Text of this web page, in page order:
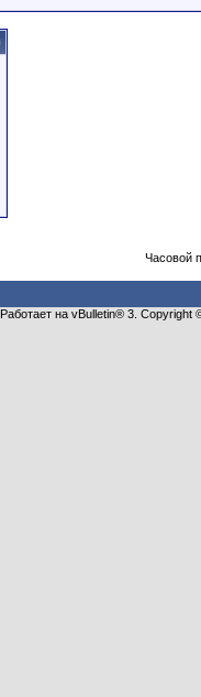
Часовой
Работает на vBulletin® 3.